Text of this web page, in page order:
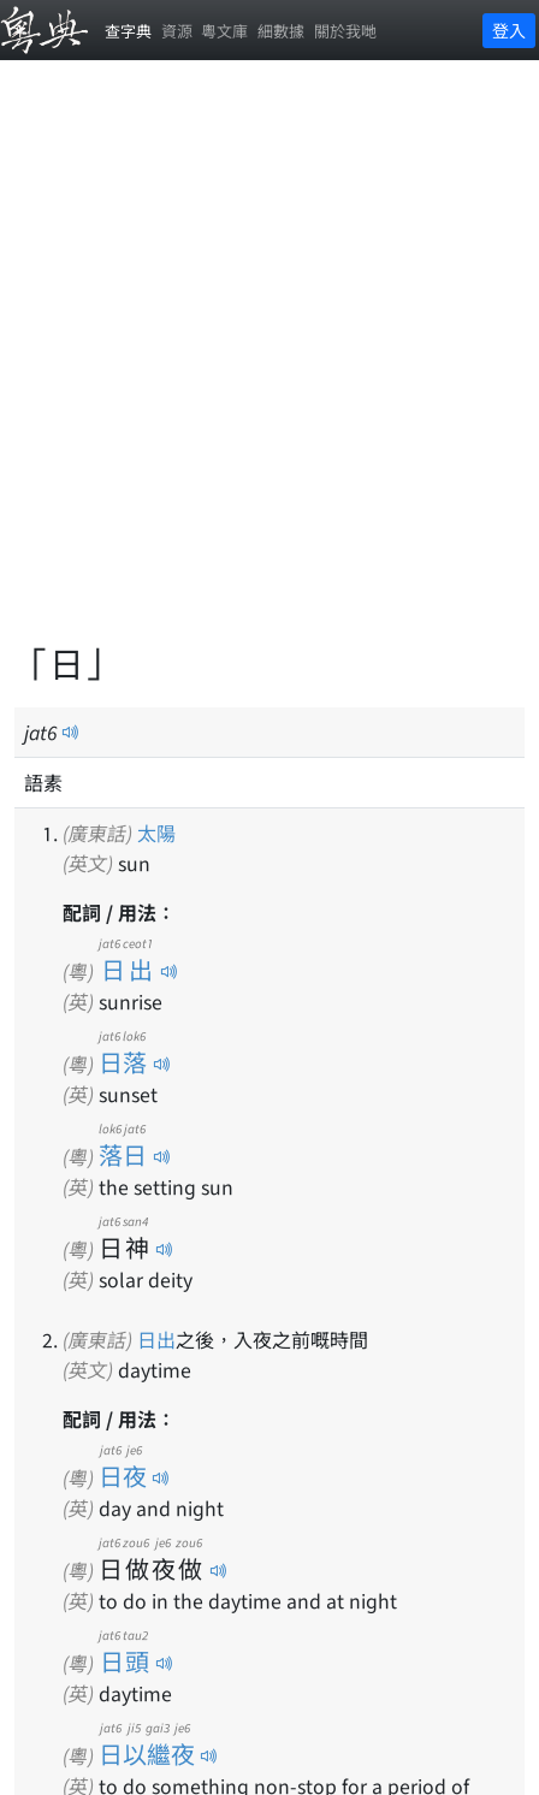
查字典 資源 粵文庫 細數據 關於我哋 登入
「日」
jat6
語素
(廣東話) 太陽
(英文) sun
配詞 / 用法：
(粵) 日出
jat6 ceot1
(英) sunrise
(粵) 日落
jat6 lok6
(英) sunset
(粵) 落日
lok6 jat6
(英) the setting sun
(粵) 日
jat6
神
san4
(英) solar deity
(廣東話) 日出之後，入夜之前嘅時間
(英文) daytime
配詞 / 用法：
(粵) 日夜
jat6 je6
(英) day and night
(粵) 日
jat6
做
zou6
夜
je6
做
zou6
(英) to do in the daytime and at night
(粵) 日頭
jat6 tau2
(英) daytime
(粵) 日以繼夜
jat6 ji5 gai3 je6
(英) to do something non-stop for a period of